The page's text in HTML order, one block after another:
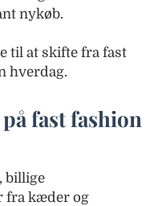
nykøb.
til at skifte fra fast
hverdag.
fast fashion
billige
fra kæder og